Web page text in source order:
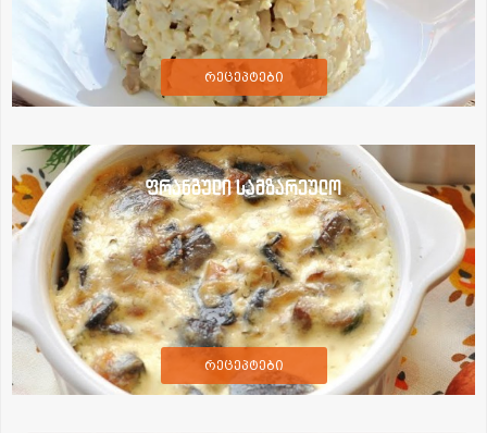
რეცეპტები
ფრანგული სამზარეულო
რეცეპტები